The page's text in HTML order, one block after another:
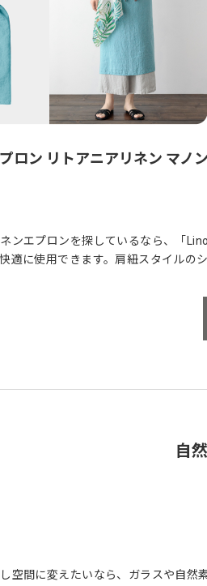
ロン リトアニアリネン マノ
ンエプロンを探しているなら、「
適に使用できます。肩紐スタイルの
自
空間に変えたいなら、ガラスや自